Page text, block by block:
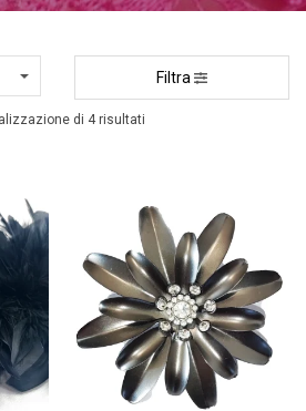
Filtra
di 4 risultati